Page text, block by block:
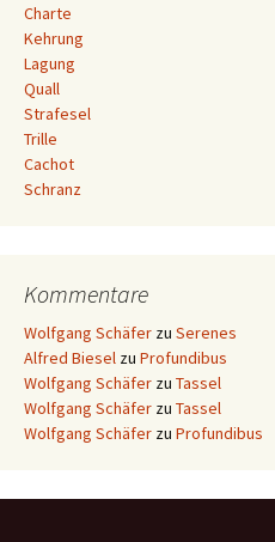
Charte
Kehrung
Lagung
Quall
Strafesel
Trille
Cachot
Schranz
Kommentare
Wolfgang Schäfer zu Serenes
Alfred Biesel zu Profundibus
Wolfgang Schäfer zu Tassel
Wolfgang Schäfer zu Tassel
Wolfgang Schäfer zu Profundibus